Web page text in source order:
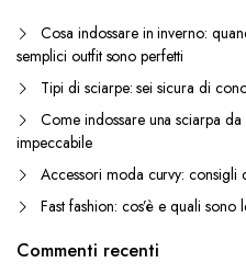
Cosa indossare in inverno:
semplici outfit sono perfetti
Tipi di sciarpe: sei sicura di
Come indossare una sciarpa
impeccabile
Accessori moda curvy:
Fast fashion: cos’è e quali sono
Commenti recenti